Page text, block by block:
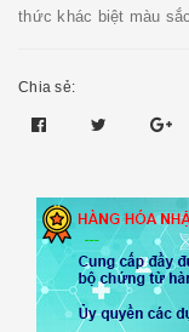
thức khác biệt màu
Chia sẻ: